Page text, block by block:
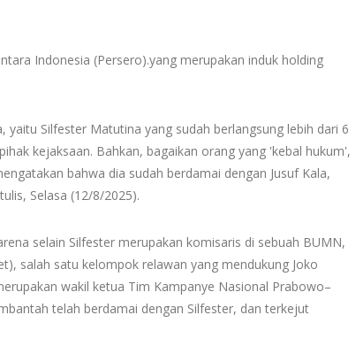
Indonesia (Persero).yang merupakan induk holding
yaitu Silfester Matutina yang sudah berlangsung lebih dari 6
kejaksaan. Bahkan, bagaikan orang yang 'kebal hukum',
bahwa dia sudah berdamai dengan Jusuf Kala,
Selasa (12/8/2025).
selain Silfester merupakan komisaris di sebuah BUMN,
salah satu kelompok relawan yang mendukung Joko
wakil ketua Tim Kampanye Nasional Prabowo–
telah berdamai dengan Silfester, dan terkejut